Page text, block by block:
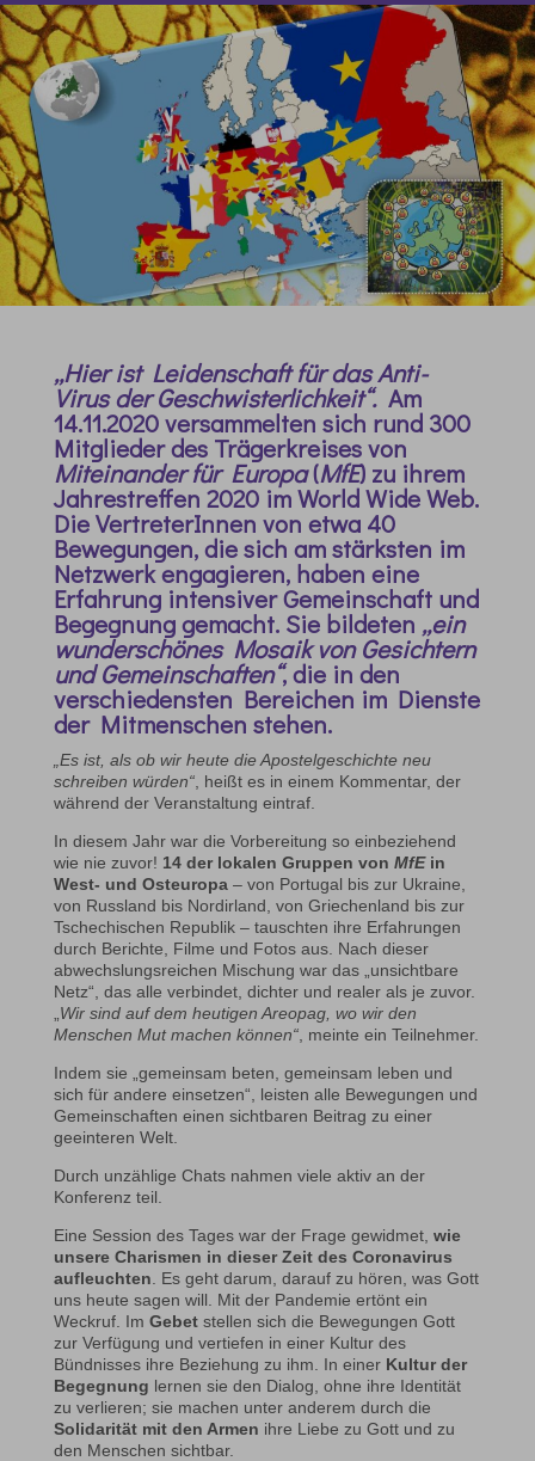
„Hier ist Leidenschaft für das Anti-
Virus der Geschwisterlichkeit“.Am
14.11.2020 versammelten sich rund 300
Mitglieder des Trägerkreises von
Miteinander für Europa(MfE) zu ihrem
Jahrestreffen 2020 im World Wide Web.
Die VertreterInnen von etwa 40
Bewegungen, die sich am stärksten im
Netzwerk engagieren, haben eine
Erfahrung intensiver Gemeinschaft und
Begegnung gemacht. Sie bildeten „ein
wunderschönes Mosaik von Gesichtern
und Gemeinschaften“, die in den
verschiedensten Bereichen im Dienste
der Mitmenschen stehen.
„Es ist, als ob wir heute die Apostelgeschichte neu
schreiben würden“, heißt es in einem Kommentar, der
während der Veranstaltung eintraf.
In diesem Jahr war die Vorbereitung so einbeziehend
wie nie zuvor! 14 der lokalen Gruppen von MfEin
West- und Osteuropa– von Portugal bis zur Ukraine,
von Russland bis Nordirland, von Griechenland bis zur
Tschechischen Republik – tauschten ihre Erfahrungen
durch Berichte, Filme und Fotos aus. Nach dieser
abwechslungsreichen Mischung war das „unsichtbare
Netz“, das alle verbindet, dichter und realer als je zuvor.
Wir sind auf dem heutigen Areopag, wo wir den
Menschen Mut machen können“, meinte ein Teilnehmer.
Indem sie „gemeinsam beten, gemeinsam leben und
sich für andere einsetzen“, leisten alle Bewegungen und
Gemeinschaften einen sichtbaren Beitrag zu einer
geeinteren Welt.
Durch unzählige Chats nahmen viele aktiv an der
Konferenz teil.
Eine Session des Tages war der Frage gewidmet, wie
unsere Charismen in dieser Zeit des Coronavirus
aufleuchten . Es geht darum, darauf zu hören, was Gott
uns heute sagen will. Mit der Pandemie ertönt ein
Weckruf. Im Gebetstellen sich die Bewegungen Gott
zur Verfügung und vertiefen in einer Kultur des
Bündnisses ihre Beziehung zu ihm. In einerKultur der
Begegnung lernen sie den Dialog, ohne ihre Identität
zu verlieren; sie machen unter anderem durch die
Solidarität mit den Armen ihre Liebe zu Gott und zu
den Menschen sichtbar.